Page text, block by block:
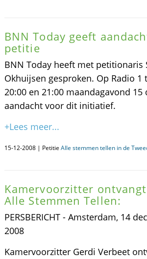
BNN Today geeft
petitie
BNN Today heeft met petitionaris
Okhuijsen gesproken. Op Radio 1
20:00 en 21:00 maandagavond 15
aandacht voor dit initiatief.
+Lees meer...
15-12-2008 | Petitie Alle stemmen tellen in de
Kamervoorzitter
Alle Stemmen Tellen:
PERSBERICHT - Amsterdam, 14
2008
Kamervoorzitter Gerdi Verbeet